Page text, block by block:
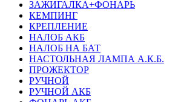
ЗАЖИГАЛКА+ФОНАРЬ
КЕМПИНГ
КРЕПЛЕНИЕ
НАЛОБ АКБ
НАЛОБ НА БАТ
НАСТОЛЬНАЯ ЛАМПА А.К.Б.
ПРОЖЕКТОР
РУЧНОЙ
РУЧНОЙ АКБ